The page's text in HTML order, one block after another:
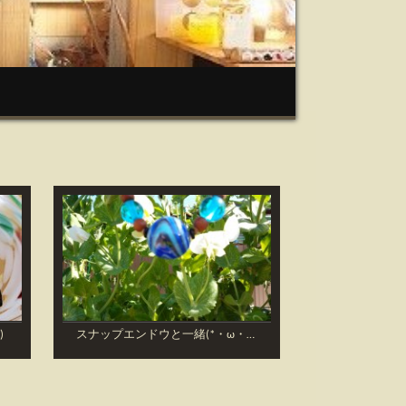
スナップエンドウと一緒(*・ω・)ノ